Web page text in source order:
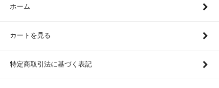
ホーム
カートを見る
特定商取引法に基づく表記